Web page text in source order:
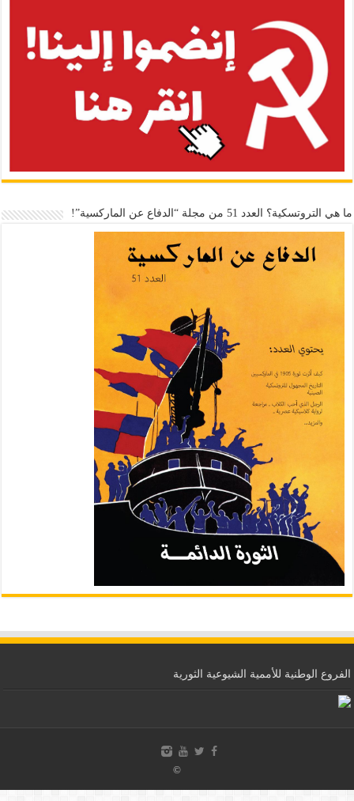
ما هي التروتسكية؟ العدد 51 من مجلة “الدفاع عن الماركسية”!
الفروع الوطنية للأممية الشيوعية الثورية
©